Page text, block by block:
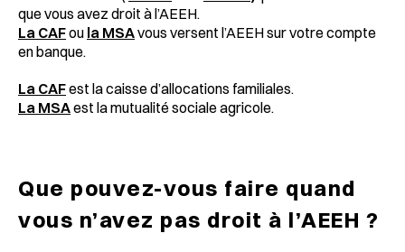
que vous avez droit à l’AEEH.
La CAFou la MSAvous versent l’AEEH sur votre compte
en banque.
La CAFest la caisse d’allocations familiales.
La MSAest la mutualité sociale agricole.
Que pouvez-vous faire quand
vous n’avez pas droit à l’AEEH ?